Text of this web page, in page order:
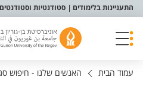
תפריט נגישות
התעניינות בלימודים סטודנטיות וסטודנטים
עמוד הבית האנשים שלנו - חיפוש